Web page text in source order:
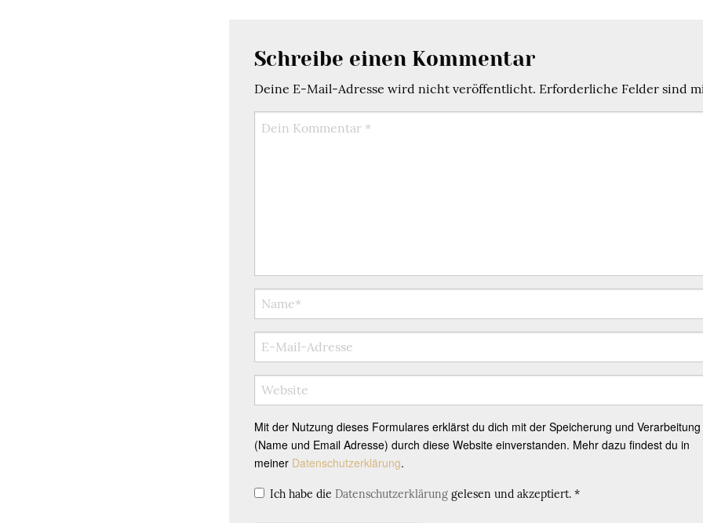
Schreibe einen Kommentar
Deine E-Mail-Adresse wird nicht veröffentlicht. Erforderliche Felder sind
Mit der Nutzung dieses Formulares erklärst du dich mit der Speicherung und
(Name und Email Adresse) durch diese Website einverstanden. Mehr dazu findest du in
meiner Datenschutzerklärung.
Ich habe die Datenschutzerklärung gelesen und akzeptiert. *